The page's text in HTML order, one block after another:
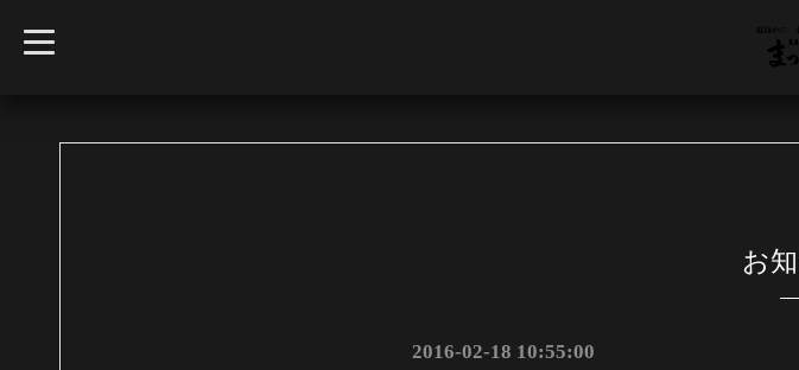
t
o
お
2016-02-18 10:55:00